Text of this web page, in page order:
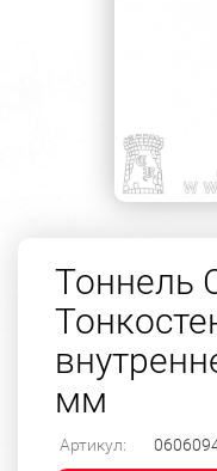
Тоннель
мм
Артикул: